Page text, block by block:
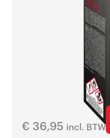
€ 36,95 incl. BTW